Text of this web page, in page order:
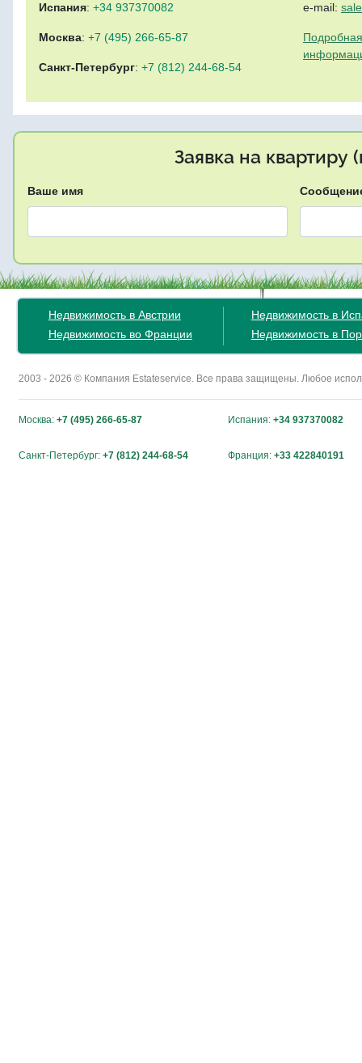
Испания: +34 937370082
Москва: +7 (495) 266-65-87
Санкт-Петербург: +7 (812) 244-68-54
e-mail:
Заявка на квартиру
Ваше имя
Недвижимость в Австрии
Недвижимость во Франции
Недвижимость в
Недвижимость в
2003 - 2026 © Компания Estateservice. Все права защищены. Любое
Москва: +7 (495) 266-65-87 Испания: +34 937370082
Санкт-Петербург: +7 (812) 244-68-54 Франция: +33 422840191